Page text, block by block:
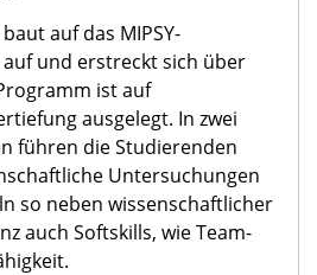
auf das MIPSY-
und erstreckt sich über
ist auf
ausgelegt. In zwei
führen die Studierenden
Untersuchungen
so neben wissenschaftlicher
auch Softskills, wie Team-